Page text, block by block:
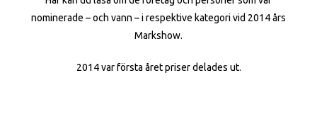
nominerade – och vann – i respektive kategori vid 2014 års
Markshow.
2014 var första året priser delades ut.